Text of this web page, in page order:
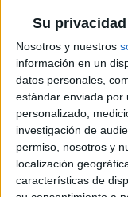
Su
Nosotros y nuestros
información en un
datos personales,
estándar enviada por
personalizado,
investigación de
permiso, nosotros y
localización
características de
UNIVERSIDAD DE
Tipo: Máster
Seleccionar
Alicante(5)
Almería(1)
Asturias(2)
Ávila(1)